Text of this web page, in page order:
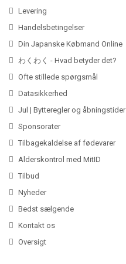
Levering
Handelsbetingelser
Din Japanske Købmand Online
わくわく - Hvad betyder det?
Ofte stillede spørgsmål
Datasikkerhed
Jul | Bytteregler og åbningstider
Sponsorater
Tilbagekaldelse af fødevarer
Alderskontrol med MitID
Tilbud
Nyheder
Bedst sælgende
Kontakt os
Oversigt